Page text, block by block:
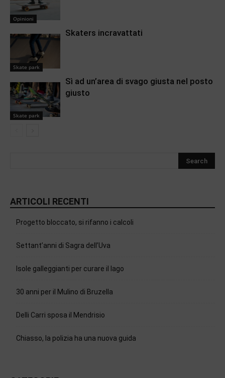
Opinioni
Skate park
Skaters incravattati
Skate park
Sì ad un’area di svago giusta nel posto
giusto
ARTICOLI RECENTI
Progetto bloccato, si rifanno i calcoli
Settant’anni di Sagra dell’Uva
Isole galleggianti per curare il lago
30 anni per il Mulino di Bruzella
Delli Carri sposa il Mendrisio
Chiasso, la polizia ha una nuova guida